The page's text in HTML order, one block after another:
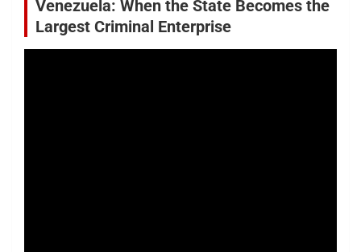
Venezuela: When the State Becomes the
Largest Criminal Enterprise